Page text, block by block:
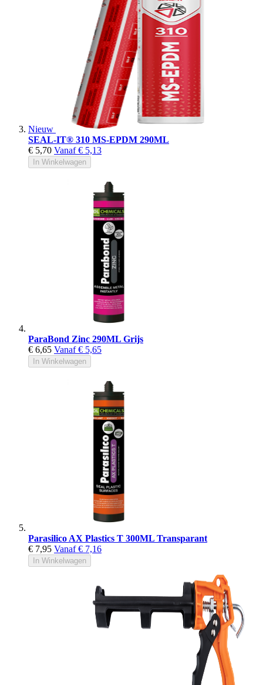
Nieuw
SEAL-IT® 310 MS-EPDM 290ML
€ 5,70 Vanaf € 5,13
In Winkelwagen
ParaBond Zinc 290ML Grijs
€ 6,65 Vanaf € 5,65
In Winkelwagen
Parasilico AX Plastics T 300ML Transparant
€ 7,95 Vanaf € 7,16
In Winkelwagen